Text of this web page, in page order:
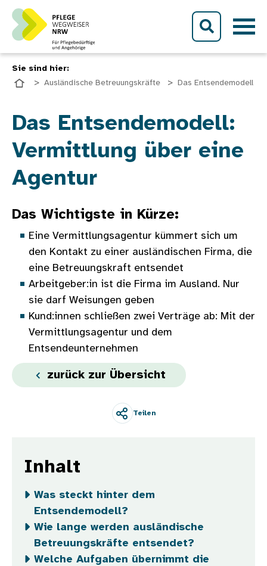
Direkt zum Inhalt
Sie sind hier:
Ausländische Betreuungskräfte
Das Entsendemodell
BildDas Entsendemodell:
Vermittlung über eine
Agentur
Das Wichtigste in Kürze:
Eine Vermittlungsagentur kümmert sich um
den Kontakt zu einer ausländischen Firma, die
eine Betreuungskraft entsendet
Arbeitgeber:in ist die Firma im Ausland. Nur
sie darf Weisungen geben
Kund:innen schließen zwei Verträge ab: Mit der
Vermittlungsagentur und dem
Entsendeunternehmen
zurück zur Übersicht
Teilen
Inhalt
Was steckt hinter dem
Entsendemodell?
Wie lange werden ausländische
Betreuungskräfte entsendet?
Welche Aufgaben übernimmt die